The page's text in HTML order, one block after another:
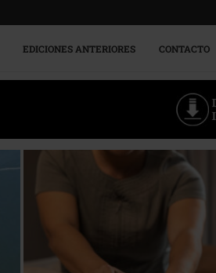
EDICIONES ANTERIORES CONTACTO